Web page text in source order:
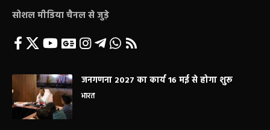
सोशल मीडिया चैनल से जुड़े
जनगणना 2027 का कार्य 16 मई से होगा शुरू
भारत